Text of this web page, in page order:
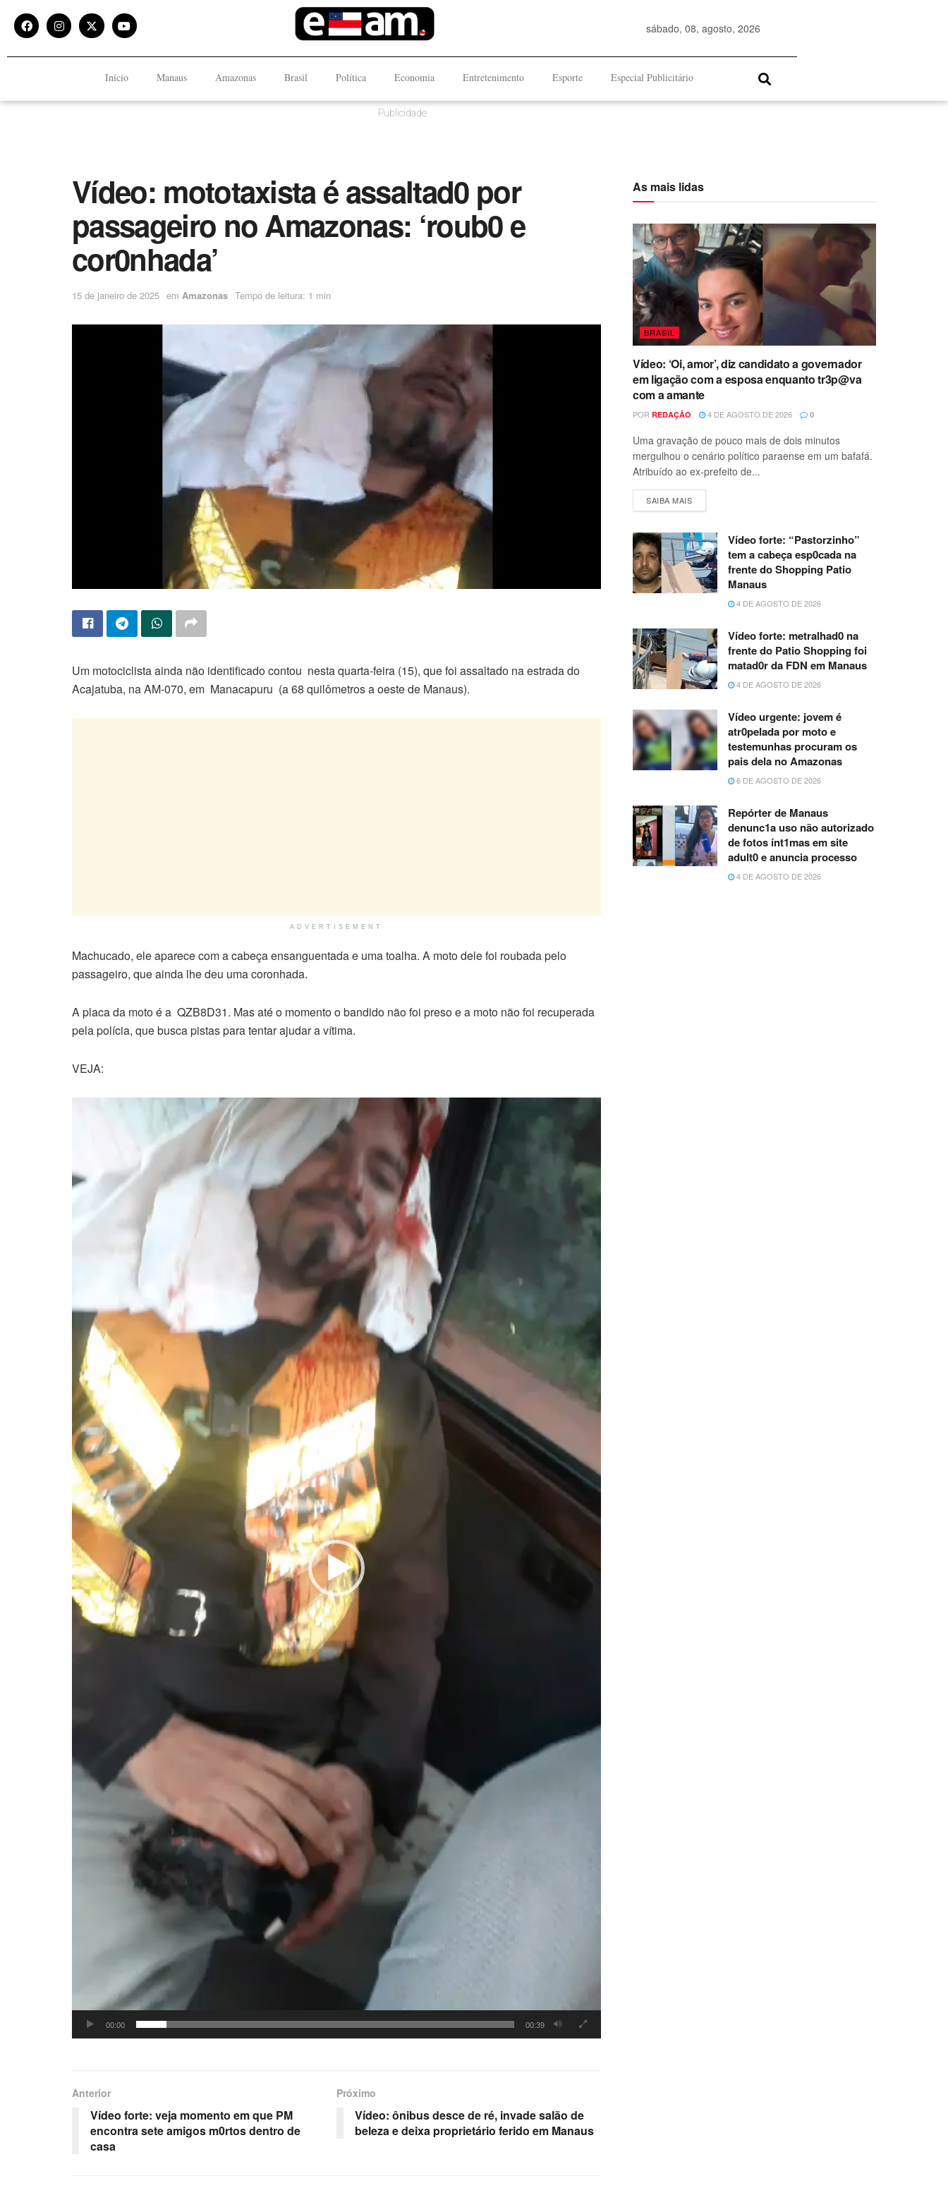
sábado, 08, agosto, 2026
Início Manaus Amazonas Brasil Política Economia Entretenimento Esporte Especial Publicitário
Publicidade
Vídeo: mototaxista é assaltad0 por
passageiro no Amazonas: ‘roub0 e
cor0nhada’
15 de janeiro de 2025 em Amazonas Tempo de leitura: 1 min
Um motociclista ainda não identificado contou nesta quarta-feira (15), que foi assaltado na estrada do
Acajatuba, na AM-070, em Manacapuru (a 68 quilômetros a oeste de Manaus).
ADVERTISEMENT
Machucado, ele aparece com a cabeça ensanguentada e uma toalha. A moto dele foi roubada pelo
passageiro, que ainda lhe deu uma coronhada.
A placa da moto é a QZB8D31. Mas até o momento o bandido não foi preso e a moto não foi recuperada
pela polícia, que busca pistas para tentar ajudar a vítima.
VEJA:
00:00 00:39
Anterior
Vídeo forte: veja momento em que PM
encontra sete amigos m0rtos dentro de
casa
Próximo
Vídeo: ônibus desce de ré, invade salão de
beleza e deixa proprietário ferido em Manaus
As mais lidas
BRASIL
Vídeo: ‘Oi, amor’, diz candidato a governador
em ligação com a esposa enquanto tr3p@va
com a amante
POR REDAÇÃO 4 DE AGOSTO DE 2026 0
Uma gravação de pouco mais de dois minutos
mergulhou o cenário político paraense em um bafafá.
Atribuído ao ex-prefeito de...
SAIBA MAIS
Vídeo forte: “Pastorzinho”
tem a cabeça esp0cada na
frente do Shopping Patio
Manaus
4 DE AGOSTO DE 2026
Vídeo forte: metralhad0 na
frente do Patio Shopping foi
matad0r da FDN em Manaus
4 DE AGOSTO DE 2026
Vídeo urgente: jovem é
atr0pelada por moto e
testemunhas procuram os
pais dela no Amazonas
6 DE AGOSTO DE 2026
Repórter de Manaus
denunc1a uso não autorizado
de fotos ínt1mas em site
adult0 e anuncia processo
4 DE AGOSTO DE 2026